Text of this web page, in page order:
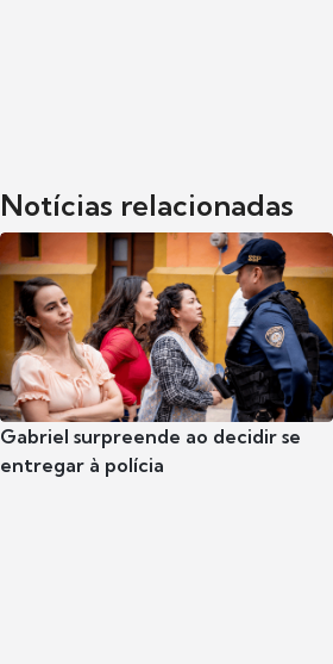
Notícias relacionadas
Gabriel surpreende ao decidir se
entregar à polícia